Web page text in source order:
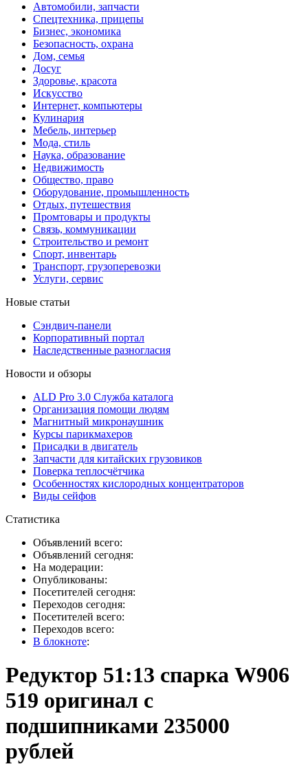
Автомобили, запчасти
Спецтехника, прицепы
Бизнес, экономика
Безопасность, охрана
Дом, семья
Досуг
Здоровье, красота
Искусство
Интернет, компьютеры
Кулинария
Мебель, интерьер
Мода, стиль
Наука, образование
Недвижимость
Общество, право
Оборудование, промышленность
Отдых, путешествия
Промтовары и продукты
Связь, коммуникации
Строительство и ремонт
Cпорт, инвентарь
Транспорт, грузоперевозки
Услуги, сервис
Новые статьи
Сэндвич-панели
Корпоративный портал
Наследственные разногласия
Новости и обзоры
ALD Pro 3.0 Служба каталога
Организация помощи людям
Магнитный микронаушник
Курсы парикмахеров
Присадки в двигатель
Запчасти для китайских грузовиков
Поверка теплосчётчика
Особенностях кислородных концентраторов
Виды сейфов
Статистика
Объявлений всего:
Объявлений сегодня:
На модерации:
Опубликованы:
Посетителей сегодня:
Переходов сегодня:
Посетителей всего:
Переходов всего:
В блокноте:
Редуктор 51:13 спарка W906
519 оригинал с
подшипниками 235000
рублей